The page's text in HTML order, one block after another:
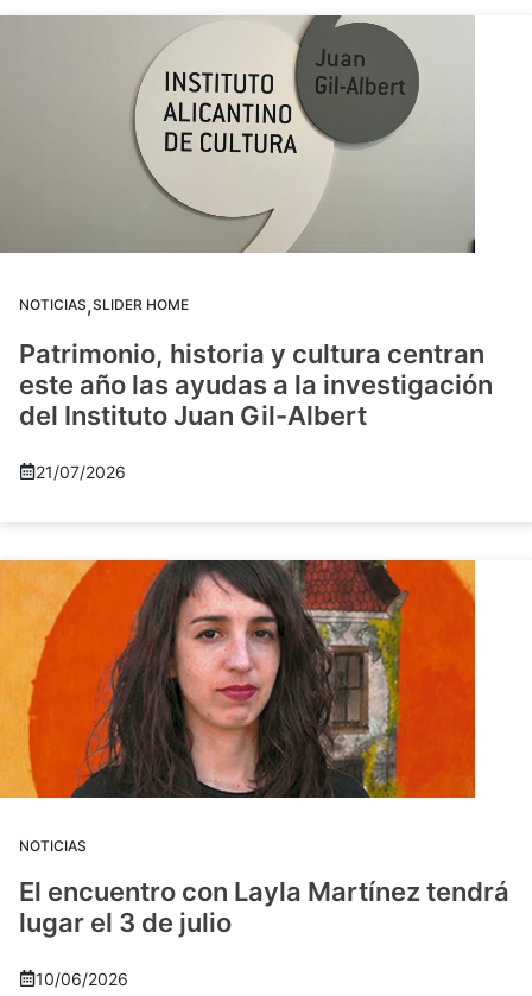
NOTICIAS,SLIDER HOME
Patrimonio, historia y cultura centran
este año las ayudas a la investigación
del Instituto Juan Gil-Albert
21/07/2026
NOTICIAS
El encuentro con Layla Martínez tendrá
lugar el 3 de julio
10/06/2026